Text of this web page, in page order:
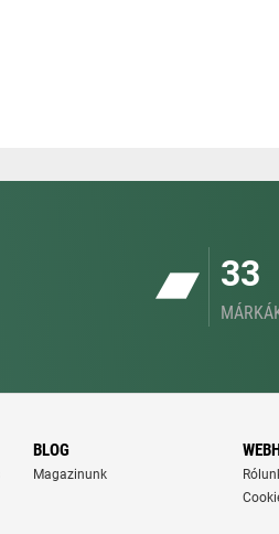
33
BLOG
Magazinunk